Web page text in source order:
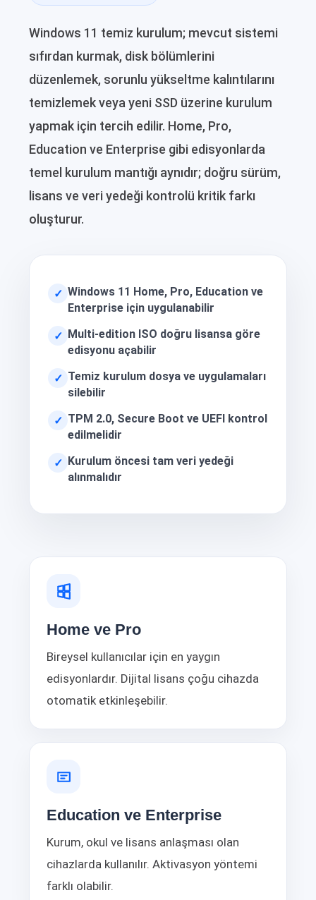
Windows 11 temiz kurulum; mevcut sistemi
sıfırdan kurmak, disk bölümlerini
düzenlemek, sorunlu yükseltme kalıntılarını
temizlemek veya yeni SSD üzerine kurulum
yapmak için tercih edilir. Home, Pro,
Education ve Enterprise gibi edisyonlarda
temel kurulum mantığı aynıdır; doğru sürüm,
lisans ve veri yedeği kontrolü kritik farkı
oluşturur.
✓ Windows 11 Home, Pro, Education ve
Enterprise için uygulanabilir
✓ Multi-edition ISO doğru lisansa göre
edisyonu açabilir
✓ Temiz kurulum dosya ve uygulamaları
silebilir
✓ TPM 2.0, Secure Boot ve UEFI kontrol
edilmelidir
✓ Kurulum öncesi tam veri yedeği
alınmalıdır
Home ve Pro
Bireysel kullanıcılar için en yaygın
edisyonlardır. Dijital lisans çoğu cihazda
otomatik etkinleşebilir.
Education ve Enterprise
Kurum, okul ve lisans anlaşması olan
cihazlarda kullanılır. Aktivasyon yöntemi
farklı olabilir.